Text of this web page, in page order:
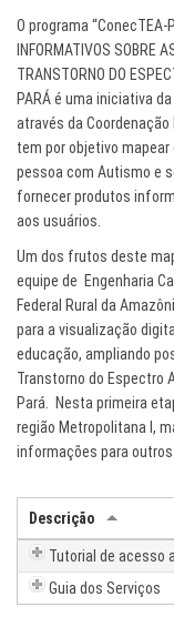
O programa “ConecTEA-
INFORMATIVOS SOBRE
TRANSTORNO DO
PARÁ é uma iniciativa
através da
tem por objetivo
pessoa com Autismo e
fornecer produtos
aos usuários.
Um dos frutos deste
equipe de Engenharia
Federal Rural da
para a visualização
educação, ampliando
Transtorno do Espectro
Pará. Nesta primeira
região Metropolitana I,
informações para
Descrição
Tutorial de acesso
Guia dos Serviços